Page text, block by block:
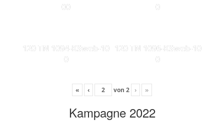
00
0
120 TN 1094-KSweb-10
0
120 TN 1096-KSweb-10
0
« ‹ von 2 › »
Kampagne 2022